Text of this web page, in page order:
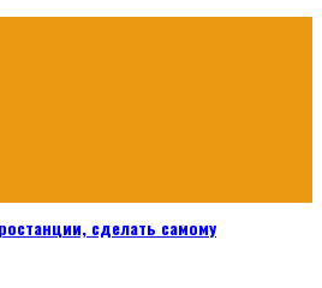
сделать самому